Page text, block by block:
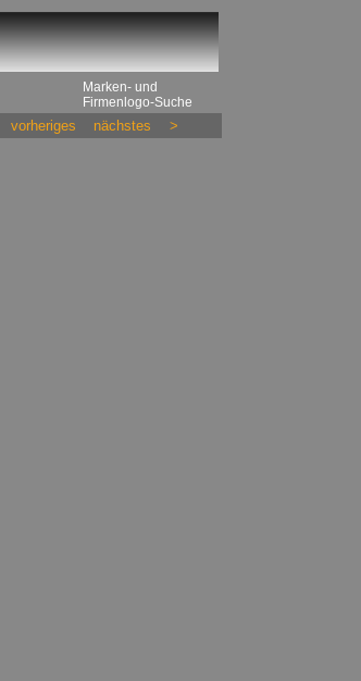
Marken- und
Firmenlogo-Suche
vorheriges nächstes >